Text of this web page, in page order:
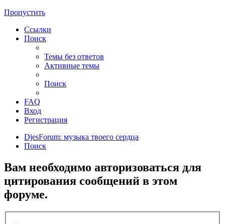
Пропустить
Ссылки
Поиск
Темы без ответов
Активные темы
Поиск
FAQ
Вход
Регистрация
DjesForum: музыка твоего сердца
Поиск
Вам необходимо авторизоваться для
цитирования сообщений в этом
форуме.